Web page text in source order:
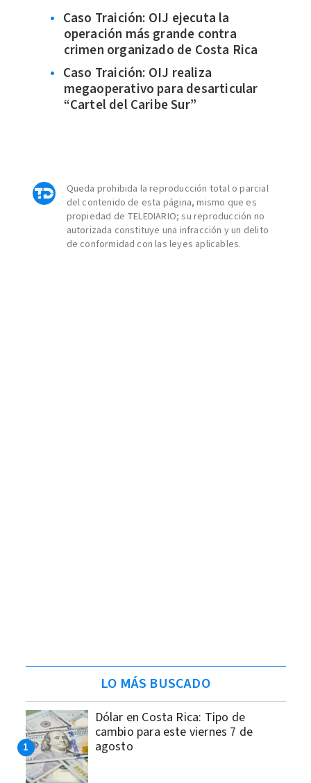
Caso Traición: OIJ ejecuta la
operación más grande contra
crimen organizado de Costa Rica
Caso Traición: OIJ realiza
megaoperativo para desarticular
“Cartel del Caribe Sur”
Queda prohibida la reproducción total o parcial
del contenido de esta página, mismo que es
propiedad de TELEDIARIO; su reproducción no
autorizada constituye una infracción y un delito
de conformidad con las leyes aplicables.
LO MÁS BUSCADO
Dólar en Costa Rica: Tipo de
cambio para este viernes 7 de
agosto